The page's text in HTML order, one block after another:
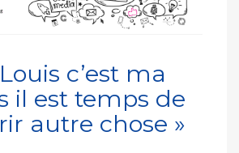
c’est ma
il est temps de
autre chose »